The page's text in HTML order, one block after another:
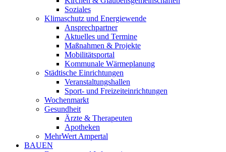
Soziales
Klimaschutz und Energiewende
Ansprechpartner
Aktuelles und Termine
Maßnahmen & Projekte
Mobilitätsportal
Kommunale Wärmeplanung
Städtische Einrichtungen
Veranstaltungshallen
Sport- und Freizeiteinrichtungen
Wochenmarkt
Gesundheit
Ärzte & Therapeuten
Apotheken
MehrWert Ampertal
BAUEN